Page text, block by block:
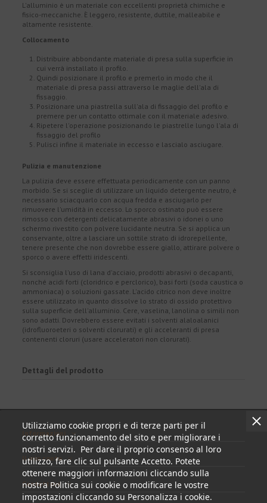
L'alluminio è un materiale con eccellenti proprietà chimiche e
fisico-meccaniche. È leggero, resistente, duttile, malleabile e
altamente resistente.
Collocamento
Distribuire abbondante materiale di presa sulla superficie in
cui verrà installato il profilo.
Quindi posizionare il profilo e premerlo in modo che il
materiale di presa passi attraverso le maglie dell'ala di
fissaggio.
Posizionare una piastrella sull'ala di fissaggio del profilo e
premere per un contatto ottimale con il materiale adesivo.
Ripetere l'operazione posizionando le piastrelle lungo l'ala di
fissaggio del profilo
Pulisci infine il materiale in eccesso e lascialo asciugare.
Pulizia e manutenzione
La pulizia deve essere effettuata periodicamente con un panno
morbido. Se si sceglie di utilizzare un liquido detergente neutro, è
necessario sciacquarlo con acqua fredda e asciugarlo per
rimuovere l'umidità in eccesso. Lo sporco ostinato può essere
rimosso con detergenti delicatamente abrasivi o idonei o uno
schermo rivestito con polvere lucidante neutra. Se si applica un
conservante, oltre a lasciare un sottile strato di idrorepellente,
tenere presente che non dovrebbe essere giallo, attirare polvere o
sporco o avere effetti iridescenti.
Si sconsiglia l'uso di lana d'acciaio, prodotti abrasivi o decapanti,
nonché acidi forti (cloridrico e perclorico), basi forti (soda caustica o
ammoniaca) o soluzioni gassate. L'acido citrico non deve inoltre
essere utilizzato in quanto dissolve lo strato di ossido protettivo
sulla superficie dell'alluminio. Cere, vaselina, lanolina o simili non
sono adatti. Dovrebbero essere evitati i solventi alaloalanici
(idrofluoroeteri o solventi clorurati) e gli acceleranti di presa
contenenti cloruri (usare acceleratori non clorurati).
Dettagli del prodotto
Utilizziamo cookie propri e di terze parti per il
corretto funzionamento del sito e per migliorare i
nostri servizi. Per dare il proprio consenso al loro
utilizzo, fare clic sul pulsante Accetto. Potete
ottenere maggiori informazioni cliccando sulla
nostra Politica sui cookie o modificare le vostre
impostazioni cliccando su Personalizza i cookie.
Informazioni
Il mio conto
Contattare